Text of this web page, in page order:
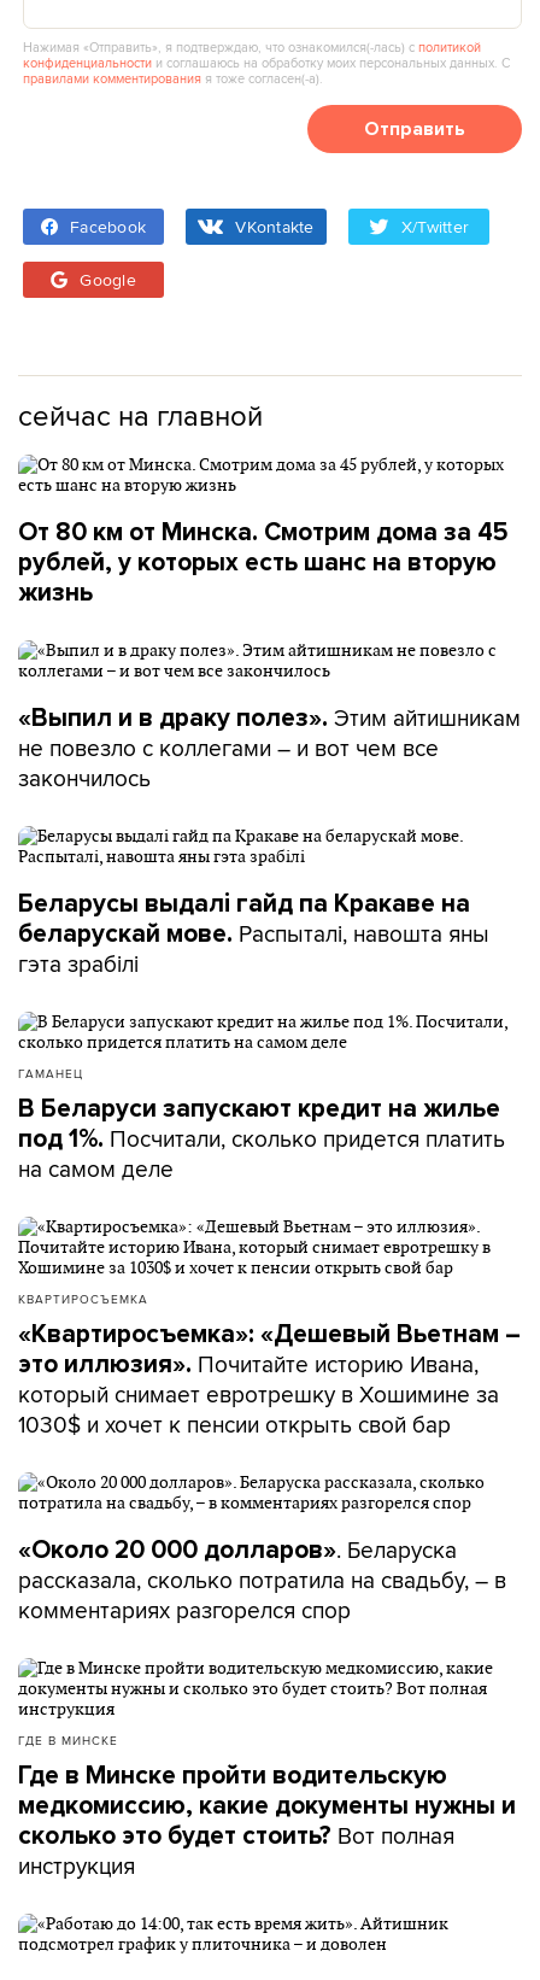
Нажимая «Отправить», я подтверждаю, что ознакомился(‑лась) сполитикой
конфиденциальности и соглашаюсь на обработку моих персональных данных. С
правилами комментирования я тоже согласен(‑а).
Отправить
Facebook VKontakte X/Twitter
Google
сейчас на главной
От 80 км от Минска. Смотрим дома за 45
рублей, у которых есть шанс на вторую
жизнь
«Выпил и в драку полез». Этим айтишникам
не повезло с коллегами – и вот чем все
закончилось
Беларусы выдалі гайд па Кракаве на
беларускай мове. Распыталі, навошта яны
гэта зрабілі
ГАМАНЕЦ
В Беларуси запускают кредит на жилье
под 1%. Посчитали, сколько придется платить
на самом деле
КВАРТИРОСЪЕМКА
«Квартиросъемка»: «Дешевый Вьетнам –
это иллюзия». Почитайте историю Ивана,
который снимает евротрешку в Хошимине за
1030$ и хочет к пенсии открыть свой бар
«Около 20 000 долларов». Беларуска
рассказала, сколько потратила на свадьбу, – в
комментариях разгорелся спор
ГДЕ В МИНСКЕ
Где в Минске пройти водительскую
медкомиссию, какие документы нужны и
сколько это будет стоить? Вот полная
инструкция